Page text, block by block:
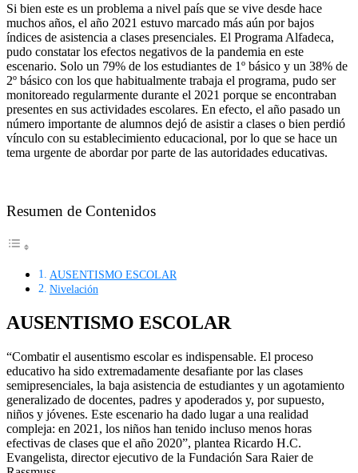
Si bien este es un problema a nivel país que se vive desde hace
muchos años, el año 2021 estuvo marcado más aún por bajos
índices de asistencia a clases presenciales. El Programa Alfadeca,
pudo constatar los efectos negativos de la pandemia en este
escenario. Solo un 79% de los estudiantes de 1º básico y un 38% de
2º básico con los que habitualmente trabaja el programa, pudo ser
monitoreado regularmente durante el 2021 porque se encontraban
presentes en sus actividades escolares. En efecto, el año pasado un
número importante de alumnos dejó de asistir a clases o bien perdió
vínculo con su establecimiento educacional, por lo que se hace un
tema urgente de abordar por parte de las autoridades educativas.
Resumen de Contenidos
AUSENTISMO ESCOLAR
Nivelación
AUSENTISMO ESCOLAR
“Combatir el ausentismo escolar es indispensable. El proceso
educativo ha sido extremadamente desafiante por las clases
semipresenciales, la baja asistencia de estudiantes y un agotamiento
generalizado de docentes, padres y apoderados y, por supuesto,
niños y jóvenes. Este escenario ha dado lugar a una realidad
compleja: en 2021, los niños han tenido incluso menos horas
efectivas de clases que el año 2020”, plantea Ricardo H.C.
Evangelista, director ejecutivo de la Fundación Sara Raier de